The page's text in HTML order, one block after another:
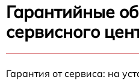
Гарантийные
сервисного
Гарантия от сервиса: на